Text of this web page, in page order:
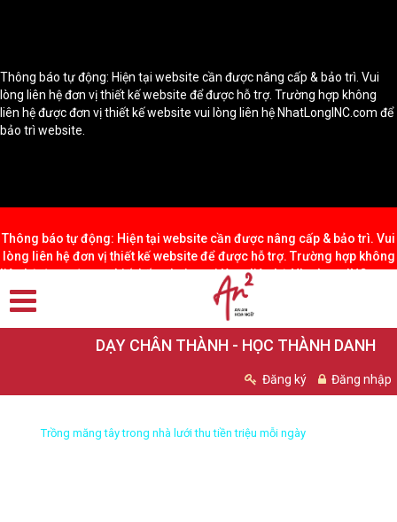
Thông báo tự động: Hiện tại website cần được nâng cấp & bảo trì. Vui
lòng liên hệ đơn vị thiết kế website để được hỗ trợ. Trường hợp không
liên hệ được đơn vị thiết kế website vui lòng liên hệ NhatLongINC.com để
bảo trì website.
Thông báo tự động: Hiện tại website cần được nâng cấp & bảo trì. Vui
lòng liên hệ đơn vị thiết kế website để được hỗ trợ. Trường hợp không
liên hệ được đơn vị thiết kế website vui lòng liên hệ NhatLongINC.com
để bảo trì website.
DẠY CHÂN THÀNH - HỌC THÀNH DANH
Đăng ký Đăng nhập
Trồng măng tây trong nhà lưới thu tiền triệu mỗi ngày